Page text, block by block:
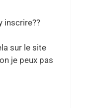
inscrire??
sur le site
je peux pas